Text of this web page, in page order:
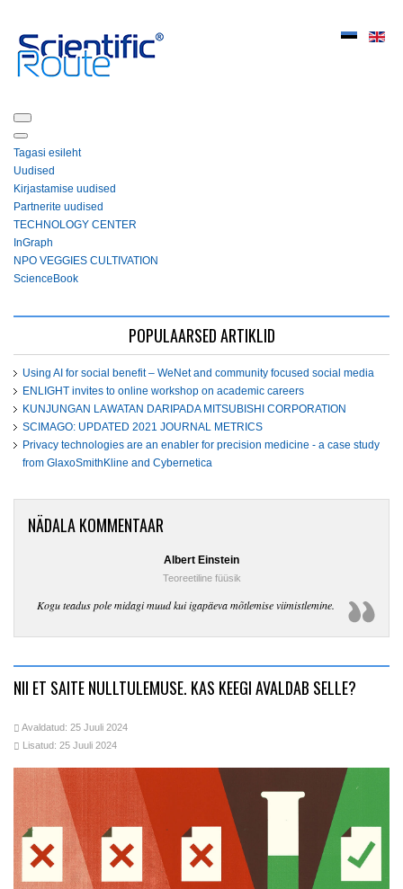
Tagasi esileht
Uudised
Kirjastamise uudised
Partnerite uudised
ТЕСHNOLOGY СЕNTЕR
InGraph
NPO VEGGIES CULTIVATION
ScienceBook
POPULAARSED ARTIKLID
Using AI for social benefit – WeNet and community focused social media
ENLIGHT invites to online workshop on academic careers
KUNJUNGAN LAWATAN DARIPADA MITSUBISHI CORPORATION
SCIMAGO: UPDATED 2021 JOURNAL METRICS
Privacy technologies are an enabler for precision medicine - a case study
from GlaxoSmithKline and Cybernetica
NÄDALA KOMMENTAAR
Albert Einstein
Teoreetiline füüsik
Kogu teadus pole midagi muud kui igapäeva mõtlemise viimistlemine.
NII ET SAITE NULLTULEMUSE. KAS KEEGI AVALDAB SELLE?
Avaldatud: 25 Juuli 2024
Lisatud: 25 Juuli 2024